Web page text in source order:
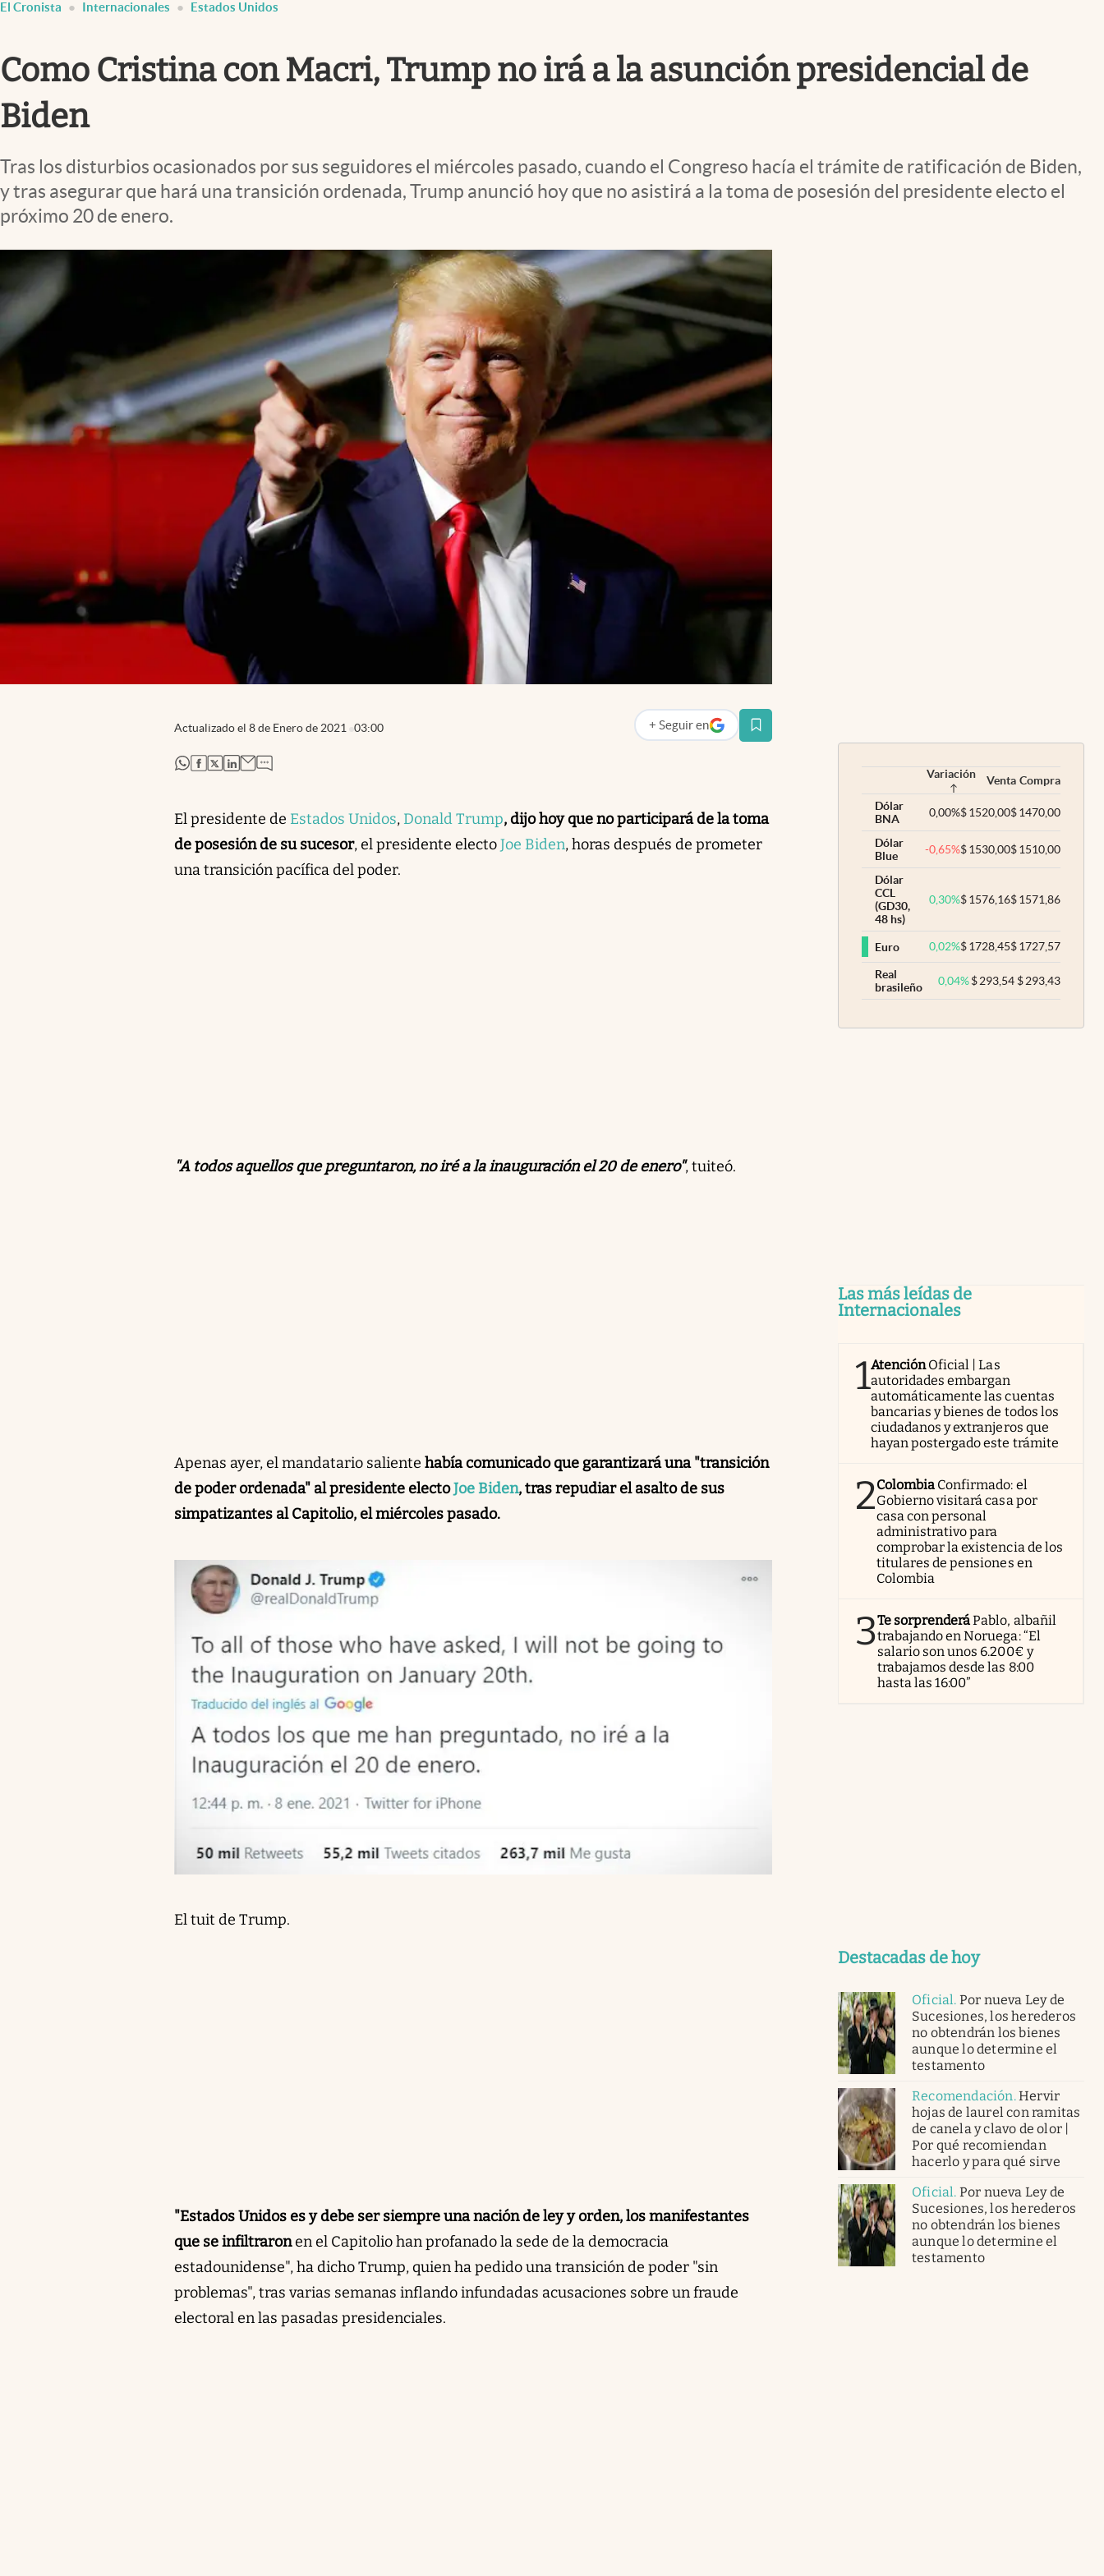
Infotechnology
Clima
Mundial 2026
El Cronista Studio
Mediakit
abre en nueva pestaña
El Cronista Internacionales Estados Unidos
Como Cristina con Macri, Trump no irá a la asunción presidencial de
Biden
Tras los disturbios ocasionados por sus seguidores el miércoles pasado, cuando el Congreso hacía el trámite de ratificación de Biden,
y tras asegurar que hará una transición ordenada, Trump anunció hoy que no asistirá a la toma de posesión del presidente electo el
próximo 20 de enero.
Actualizado el 8 de Enero de 2021 03:00 + Seguir en
abre en nueva pestaña
abre en nueva pestaña
abre en nueva pestaña
abre en nueva pestaña
abre en nueva pestaña
El presidente de Estados Unidos, Donald Trump, dijo hoy que no participará de la toma
de posesión de su sucesor, el presidente electoJoe Biden, horas después de prometer
una transición pacífica del poder.
"A todos aquellos que preguntaron, no iré a la inauguración el 20 de enero", tuiteó.
Apenas ayer, el mandatario saliente había comunicado que garantizará una "transición
de poder ordenada" al presidente electoJoe Biden, tras repudiar el asalto de sus
simpatizantes al Capitolio, el miércoles pasado.
El tuit de Trump.
"Estados Unidos es y debe ser siempre una nación de ley y orden, los manifestantes
que se infiltraronen el Capitolio han profanado la sede de la democracia
estadounidense", ha dicho Trump, quien ha pedido una transición de poder "sin
problemas", tras varias semanas inflando infundadas acusaciones sobre un fraude
electoral en las pasadas presidenciales.
Variación Venta Compra
Dólar
BNA
0,00%$1520,00$1470,00
Dólar
Blue
-0,65%$1530,00$1510,00
Dólar
CCL
(GD30,
48 hs)
0,30%$1576,16$1571,86
Euro 0,02%$1728,45$1727,57
Real
brasileño
0,04% $293,54 $293,43
Las más leídas de
Internacionales
1AtenciónOficial | Las
autoridades embargan
automáticamente las cuentas
bancarias y bienes de todos los
ciudadanos y extranjeros que
hayan postergado este trámite
2Colombia Confirmado: el
Gobierno visitará casa por
casa con personal
administrativo para
comprobar la existencia de los
titulares de pensiones en
Colombia
3Te sorprenderáPablo, albañil
trabajando en Noruega: “El
salario son unos 6.200€ y
trabajamos desde las 8:00
hasta las 16:00”
Destacadas de hoy
Oficial. Por nueva Ley de
Sucesiones, los herederos
no obtendrán los bienes
aunque lo determine el
testamento
Recomendación.Hervir
hojas de laurel con ramitas
de canela y clavo de olor |
Por qué recomiendan
hacerlo y para qué sirve
Oficial. Por nueva Ley de
Sucesiones, los herederos
no obtendrán los bienes
aunque lo determine el
testamento